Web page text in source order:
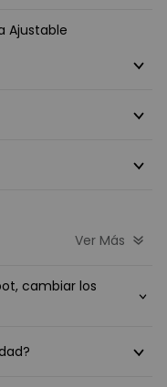
Ajustable
Ver Más
cambiar los